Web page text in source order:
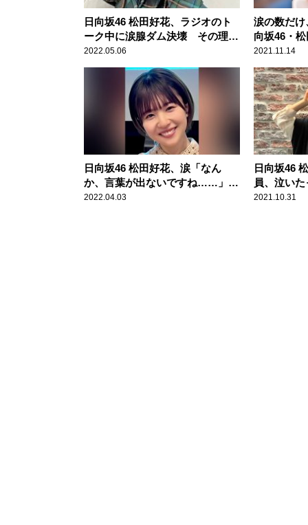
日向坂46 松田好花、ラジオのト
ーク中に涙腺ダム決壊 その理由
を明かす「始まる前にスタッフさ
んが……」
2022.05.06
涙の数だ
向坂46・
解禁！「
2021.11.14
日向坂46 松田好花、涙「なん
か、言葉が出ないですね……」
秋元康から届いた自分への言葉に
2022.04.03
日向坂46
員、泣い
（笑）」
2021.10.31